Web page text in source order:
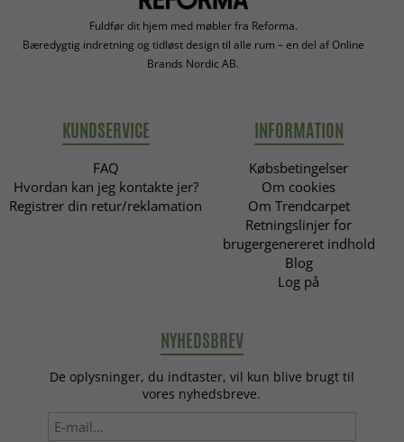
Fuldfør dit hjem med møbler fra Reforma.
Bæredygtig indretning og tidløst design til alle rum – en del af Online
Brands Nordic AB.
KUNDSERVICE
FAQ
Hvordan kan jeg kontakte jer?
Registrer din retur/reklamation
INFORMATION
Købsbetingelser
Om cookies
Om Trendcarpet
Retningslinjer for
brugergenereret indhold
Blog
Log på
NYHEDSBREV
De oplysninger, du indtaster, vil kun blive brugt til
vores nyhedsbreve.